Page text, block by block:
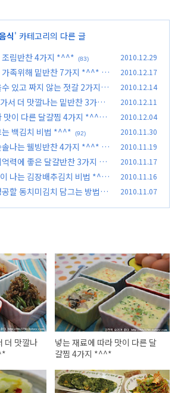
식' 카테고리의 다른 글
조림반찬 4가지 *^^*
(83) 2010.12.29
가족위해 밑반찬 7가지 *^^*
(9
2010.12.17
있고 짜지 않는 젓갈 2가지 *
2010.12.14
서 더 맛깔나는 밑반찬 3가지
2010.12.11
맛이 다른 달걀찜 4가지 *^^* 2010.12.04
는 백김치 비법 *^^* (92) 2010.11.30
솔나는 웰빙반찬 4가지 *^^*
(8
2010.11.19
력에 좋은 달걀반찬 3가지 *^
2010.11.17
나는 김장배추김치 비법 *^^
2010.11.16
할 동치미김치 담그는 방법 *
2010.11.07
더 맛깔나
넣는 재료에 따라 맛이 다른 달
걀찜 4가지 *^^*